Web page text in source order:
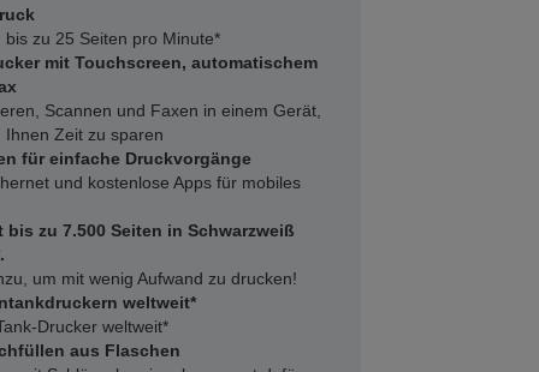
zu 25 Seiten pro Minute*
mit Touchscreen, automatischem
Scannen und Faxen in einem Gerät,
Zeit zu sparen
für einfache Druckvorgänge
und kostenlose Apps für mobiles
zu 7.500 Seiten in Schwarzweiß
um mit wenig Aufwand zu drucken!
weltweit*
Drucker weltweit*
aus Flaschen